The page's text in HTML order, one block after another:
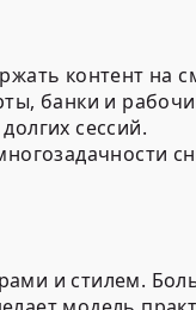
контент на
банки и
сессий.
и стилем.